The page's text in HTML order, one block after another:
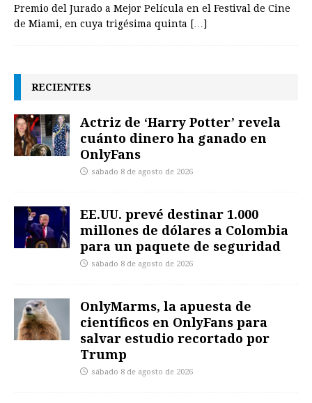
Premio del Jurado a Mejor Película en el Festival de Cine
de Miami, en cuya trigésima quinta […]
RECIENTES
Actriz de ‘Harry Potter’ revela
cuánto dinero ha ganado en
OnlyFans
sábado 8 de agosto de 2026
EE.UU. prevé destinar 1.000
millones de dólares a Colombia
para un paquete de seguridad
sábado 8 de agosto de 2026
OnlyMarms, la apuesta de
científicos en OnlyFans para
salvar estudio recortado por
Trump
sábado 8 de agosto de 2026